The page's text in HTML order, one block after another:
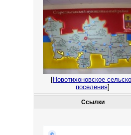
[Новотихоновское
поселения]
Ссылки